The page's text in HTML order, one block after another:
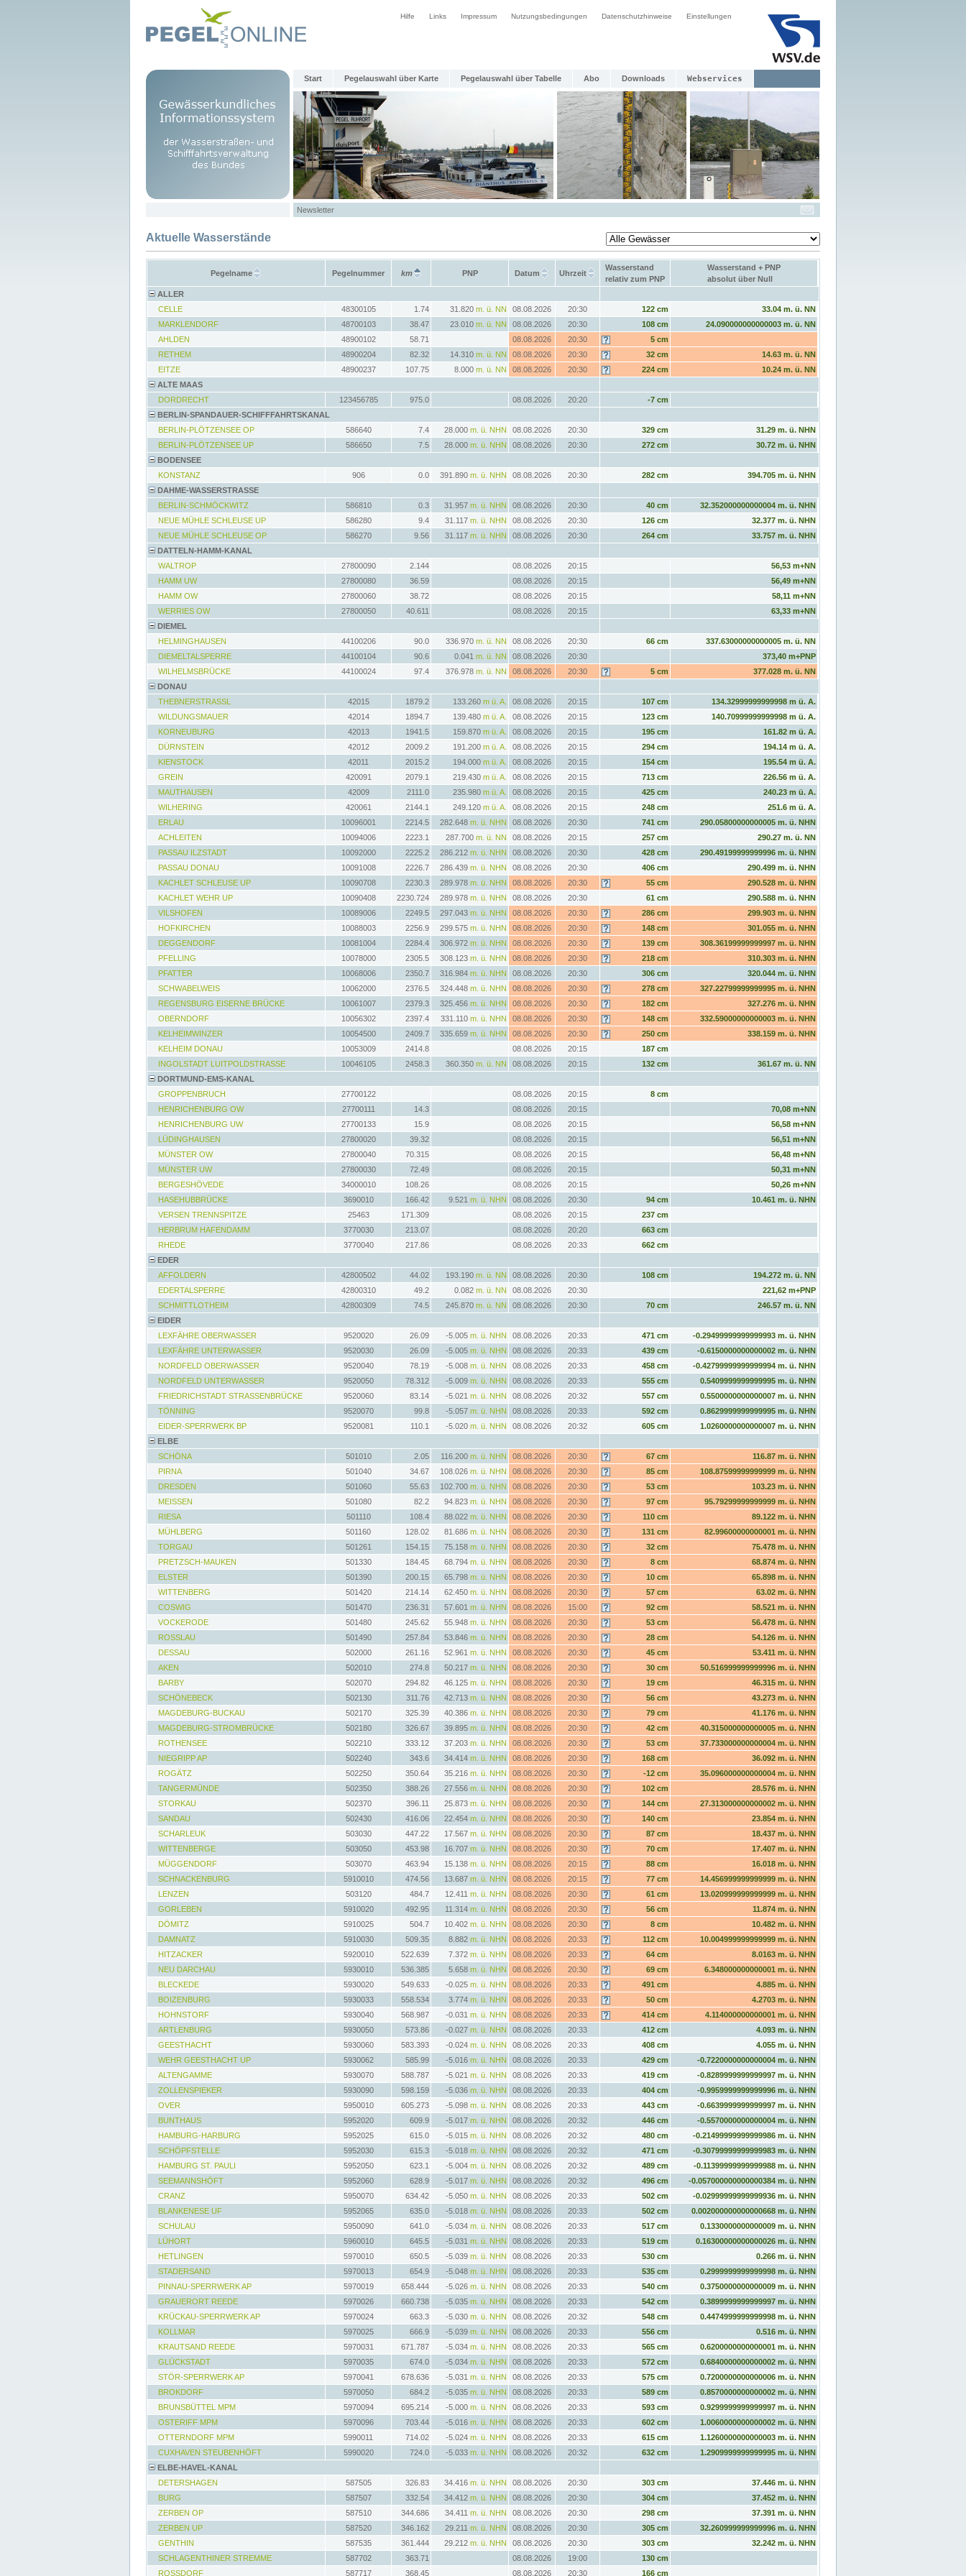
Hilfe Links Impressum Nutzungsbedingungen Datenschutzhinweise Einstellungen
Start Pegelauswahl über Karte Pegelauswahl über Tabelle Abo Downloads Webservices
Newsletter
Aktuelle Wasserstände
Pegelname Pegelnummer km PNP Datum Uhrzeit
Wasserstand
relativ zum PNP
Wasserstand + PNP
absolut über Null
ALLER
CELLE
48300105 1.74 31.820 m. ü. NN 08.08.2026 20:30 122 cm
33.04 m. ü. NN
MARKLENDORF
48700103 38.47 23.010 m. ü. NN 08.08.2026 20:30 108 cm
24.090000000000003 m. ü. NN
AHLDEN
48900102 58.71 08.08.2026 20:30
5 cm
RETHEM
48900204 82.32 14.310 m. ü. NN 08.08.2026 20:30 32 cm
14.63 m. ü. NN
EITZE
48900237 107.75 8.000 m. ü. NN 08.08.2026 20:30 224 cm
10.24 m. ü. NN
ALTE MAAS
DORDRECHT
123456785 975.0 08.08.2026 20:20
-7 cm
BERLIN-SPANDAUER-SCHIFFFAHRTSKANAL
BERLIN-PLÖTZENSEE OP
586640 7.4 28.000 m. ü. NHN 08.08.2026 20:30 329 cm
31.29 m. ü. NHN
BERLIN-PLÖTZENSEE UP
586650 7.5 28.000 m. ü. NHN 08.08.2026 20:30 272 cm
30.72 m. ü. NHN
BODENSEE
KONSTANZ
906 0.0 391.890 m. ü. NHN 08.08.2026 20:30 282 cm
394.705 m. ü. NHN
DAHME-WASSERSTRASSE
BERLIN-SCHMÖCKWITZ
586810 0.3 31.957 m. ü. NHN 08.08.2026 20:30 40 cm
32.352000000000004 m. ü. NHN
NEUE MÜHLE SCHLEUSE UP
586280 9.4 31.117 m. ü. NHN 08.08.2026 20:30 126 cm
32.377 m. ü. NHN
NEUE MÜHLE SCHLEUSE OP
586270 9.56 31.117 m. ü. NHN 08.08.2026 20:30 264 cm
33.757 m. ü. NHN
DATTELN-HAMM-KANAL
WALTROP
27800090 2.144 08.08.2026 20:15
56,53 m+NN
HAMM UW
27800080 36.59 08.08.2026 20:15
56,49 m+NN
HAMM OW
27800060 38.72 08.08.2026 20:15
58,11 m+NN
WERRIES OW
27800050 40.611 08.08.2026 20:15
63,33 m+NN
DIEMEL
HELMINGHAUSEN
44100206 90.0 336.970 m. ü. NN 08.08.2026 20:30 66 cm
337.63000000000005 m. ü. NN
DIEMELTALSPERRE
44100104 90.6 0.041 m. ü. NN 08.08.2026 20:30
373,40 m+PNP
WILHELMSBRÜCKE
44100024 97.4 376.978 m. ü. NN 08.08.2026 20:30 5 cm
377.028 m. ü. NN
DONAU
THEBNERSTRASSL
42015 1879.2 133.260 m ü. A. 08.08.2026 20:15 107 cm
134.32999999999998 m ü. A.
WILDUNGSMAUER
42014 1894.7 139.480 m ü. A. 08.08.2026 20:15 123 cm
140.70999999999998 m ü. A.
KORNEUBURG
42013 1941.5 159.870 m ü. A. 08.08.2026 20:15 195 cm
161.82 m ü. A.
DÜRNSTEIN
42012 2009.2 191.200 m ü. A. 08.08.2026 20:15 294 cm
194.14 m ü. A.
KIENSTOCK
42011 2015.2 194.000 m ü. A. 08.08.2026 20:15 154 cm
195.54 m ü. A.
GREIN
420091 2079.1 219.430 m ü. A. 08.08.2026 20:15 713 cm
226.56 m ü. A.
MAUTHAUSEN
42009 2111.0 235.980 m ü. A. 08.08.2026 20:15 425 cm
240.23 m ü. A.
WILHERING
420061 2144.1 249.120 m ü. A. 08.08.2026 20:15 248 cm
251.6 m ü. A.
ERLAU
10096001 2214.5 282.648 m. ü. NHN 08.08.2026 20:30 741 cm
290.05800000000005 m. ü. NHN
ACHLEITEN
10094006 2223.1 287.700 m. ü. NN 08.08.2026 20:15 257 cm
290.27 m. ü. NN
PASSAU ILZSTADT
10092000 2225.2 286.212 m. ü. NHN 08.08.2026 20:30 428 cm
290.49199999999996 m. ü. NHN
PASSAU DONAU
10091008 2226.7 286.439 m. ü. NHN 08.08.2026 20:30 406 cm
290.499 m. ü. NHN
KACHLET SCHLEUSE UP
10090708 2230.3 289.978 m. ü. NHN 08.08.2026 20:30 55 cm
290.528 m. ü. NHN
KACHLET WEHR UP
10090408 2230.724 289.978 m. ü. NHN 08.08.2026 20:30 61 cm
290.588 m. ü. NHN
VILSHOFEN
10089006 2249.5 297.043 m. ü. NHN 08.08.2026 20:30 286 cm
299.903 m. ü. NHN
HOFKIRCHEN
10088003 2256.9 299.575 m. ü. NHN 08.08.2026 20:30 148 cm
301.055 m. ü. NHN
DEGGENDORF
10081004 2284.4 306.972 m. ü. NHN 08.08.2026 20:30 139 cm
308.36199999999997 m. ü. NHN
PFELLING
10078000 2305.5 308.123 m. ü. NHN 08.08.2026 20:30 218 cm
310.303 m. ü. NHN
PFATTER
10068006 2350.7 316.984 m. ü. NHN 08.08.2026 20:30 306 cm
320.044 m. ü. NHN
SCHWABELWEIS
10062000 2376.5 324.448 m. ü. NHN 08.08.2026 20:30 278 cm
327.22799999999995 m. ü. NHN
REGENSBURG EISERNE BRÜCKE
10061007 2379.3 325.456 m. ü. NHN 08.08.2026 20:30 182 cm
327.276 m. ü. NHN
OBERNDORF
10056302 2397.4 331.110 m. ü. NHN 08.08.2026 20:30 148 cm
332.59000000000003 m. ü. NHN
KELHEIMWINZER
10054500 2409.7 335.659 m. ü. NHN 08.08.2026 20:30 250 cm
338.159 m. ü. NHN
KELHEIM DONAU
10053009 2414.8 08.08.2026 20:15
187 cm
INGOLSTADT LUITPOLDSTRASSE
10046105 2458.3 360.350 m. ü. NN 08.08.2026 20:15 132 cm
361.67 m. ü. NN
DORTMUND-EMS-KANAL
GROPPENBRUCH
27700122 08.08.2026 20:15
8 cm
HENRICHENBURG OW
27700111 14.3 08.08.2026 20:15
70,08 m+NN
HENRICHENBURG UW
27700133 15.9 08.08.2026 20:15
56,58 m+NN
LÜDINGHAUSEN
27800020 39.32 08.08.2026 20:15
56,51 m+NN
MÜNSTER OW
27800040 70.315 08.08.2026 20:15
56,48 m+NN
MÜNSTER UW
27800030 72.49 08.08.2026 20:15
50,31 m+NN
BERGESHÖVEDE
34000010 108.26 08.08.2026 20:15
50,26 m+NN
HASEHUBBRÜCKE
3690010 166.42 9.521 m. ü. NHN 08.08.2026 20:30 94 cm
10.461 m. ü. NHN
VERSEN TRENNSPITZE
25463 171.309 08.08.2026 20:15
237 cm
HERBRUM HAFENDAMM
3770030 213.07 08.08.2026 20:20
663 cm
RHEDE
3770040 217.86 08.08.2026 20:33
662 cm
EDER
AFFOLDERN
42800502 44.02 193.190 m. ü. NN 08.08.2026 20:30 108 cm
194.272 m. ü. NN
EDERTALSPERRE
42800310 49.2 0.082 m. ü. NN 08.08.2026 20:30
221,62 m+PNP
SCHMITTLOTHEIM
42800309 74.5 245.870 m. ü. NN 08.08.2026 20:30 70 cm
246.57 m. ü. NN
EIDER
LEXFÄHRE OBERWASSER
9520020 26.09 -5.005 m. ü. NHN 08.08.2026 20:33 471 cm
-0.29499999999999993 m. ü. NHN
LEXFÄHRE UNTERWASSER
9520030 26.09 -5.005 m. ü. NHN 08.08.2026 20:33 439 cm
-0.6150000000000002 m. ü. NHN
NORDFELD OBERWASSER
9520040 78.19 -5.008 m. ü. NHN 08.08.2026 20:33 458 cm
-0.42799999999999994 m. ü. NHN
NORDFELD UNTERWASSER
9520050 78.312 -5.009 m. ü. NHN 08.08.2026 20:33 555 cm
0.5409999999999995 m. ü. NHN
FRIEDRICHSTADT STRASSENBRÜCKE
9520060 83.14 -5.021 m. ü. NHN 08.08.2026 20:32 557 cm
0.5500000000000007 m. ü. NHN
TÖNNING
9520070 99.8 -5.057 m. ü. NHN 08.08.2026 20:33 592 cm
0.8629999999999995 m. ü. NHN
EIDER-SPERRWERK BP
9520081 110.1 -5.020 m. ü. NHN 08.08.2026 20:32 605 cm
1.0260000000000007 m. ü. NHN
ELBE
SCHÖNA
501010 2.05 116.200 m. ü. NHN 08.08.2026 20:30 67 cm
116.87 m. ü. NHN
PIRNA
501040 34.67 108.026 m. ü. NHN 08.08.2026 20:30 85 cm
108.87599999999999 m. ü. NHN
DRESDEN
501060 55.63 102.700 m. ü. NHN 08.08.2026 20:30 53 cm
103.23 m. ü. NHN
MEISSEN
501080 82.2 94.823 m. ü. NHN 08.08.2026 20:30 97 cm
95.79299999999999 m. ü. NHN
RIESA
501110 108.4 88.022 m. ü. NHN 08.08.2026 20:30 110 cm
89.122 m. ü. NHN
MÜHLBERG
501160 128.02 81.686 m. ü. NHN 08.08.2026 20:30 131 cm
82.99600000000001 m. ü. NHN
TORGAU
501261 154.15 75.158 m. ü. NHN 08.08.2026 20:30 32 cm
75.478 m. ü. NHN
PRETZSCH-MAUKEN
501330 184.45 68.794 m. ü. NHN 08.08.2026 20:30 8 cm
68.874 m. ü. NHN
ELSTER
501390 200.15 65.798 m. ü. NHN 08.08.2026 20:30 10 cm
65.898 m. ü. NHN
WITTENBERG
501420 214.14 62.450 m. ü. NHN 08.08.2026 20:30 57 cm
63.02 m. ü. NHN
COSWIG
501470 236.31 57.601 m. ü. NHN 08.08.2026 15:00 92 cm
58.521 m. ü. NHN
VOCKERODE
501480 245.62 55.948 m. ü. NHN 08.08.2026 20:30 53 cm
56.478 m. ü. NHN
ROSSLAU
501490 257.84 53.846 m. ü. NHN 08.08.2026 20:30 28 cm
54.126 m. ü. NHN
DESSAU
502000 261.16 52.961 m. ü. NHN 08.08.2026 20:30 45 cm
53.411 m. ü. NHN
AKEN
502010 274.8 50.217 m. ü. NHN 08.08.2026 20:30 30 cm
50.516999999999996 m. ü. NHN
BARBY
502070 294.82 46.125 m. ü. NHN 08.08.2026 20:30 19 cm
46.315 m. ü. NHN
SCHÖNEBECK
502130 311.76 42.713 m. ü. NHN 08.08.2026 20:30 56 cm
43.273 m. ü. NHN
MAGDEBURG-BUCKAU
502170 325.39 40.386 m. ü. NHN 08.08.2026 20:30 79 cm
41.176 m. ü. NHN
MAGDEBURG-STROMBRÜCKE
502180 326.67 39.895 m. ü. NHN 08.08.2026 20:30 42 cm
40.315000000000005 m. ü. NHN
ROTHENSEE
502210 333.12 37.203 m. ü. NHN 08.08.2026 20:30 53 cm
37.733000000000004 m. ü. NHN
NIEGRIPP AP
502240 343.6 34.414 m. ü. NHN 08.08.2026 20:30 168 cm
36.092 m. ü. NHN
ROGÄTZ
502250 350.64 35.216 m. ü. NHN 08.08.2026 20:30 -12 cm
35.096000000000004 m. ü. NHN
TANGERMÜNDE
502350 388.26 27.556 m. ü. NHN 08.08.2026 20:30 102 cm
28.576 m. ü. NHN
STORKAU
502370 396.11 25.873 m. ü. NHN 08.08.2026 20:30 144 cm
27.313000000000002 m. ü. NHN
SANDAU
502430 416.06 22.454 m. ü. NHN 08.08.2026 20:30 140 cm
23.854 m. ü. NHN
SCHARLEUK
503030 447.22 17.567 m. ü. NHN 08.08.2026 20:30 87 cm
18.437 m. ü. NHN
WITTENBERGE
503050 453.98 16.707 m. ü. NHN 08.08.2026 20:30 70 cm
17.407 m. ü. NHN
MÜGGENDORF
503070 463.94 15.138 m. ü. NHN 08.08.2026 20:15 88 cm
16.018 m. ü. NHN
SCHNACKENBURG
5910010 474.56 13.687 m. ü. NHN 08.08.2026 20:15 77 cm
14.456999999999999 m. ü. NHN
LENZEN
503120 484.7 12.411 m. ü. NHN 08.08.2026 20:30 61 cm
13.020999999999999 m. ü. NHN
GORLEBEN
5910020 492.95 11.314 m. ü. NHN 08.08.2026 20:30 56 cm
11.874 m. ü. NHN
DÖMITZ
5910025 504.7 10.402 m. ü. NHN 08.08.2026 20:30 8 cm
10.482 m. ü. NHN
DAMNATZ
5910030 509.35 8.882 m. ü. NHN 08.08.2026 20:33 112 cm
10.004999999999999 m. ü. NHN
HITZACKER
5920010 522.639 7.372 m. ü. NHN 08.08.2026 20:33 64 cm
8.0163 m. ü. NHN
NEU DARCHAU
5930010 536.385 5.658 m. ü. NHN 08.08.2026 20:30 69 cm
6.348000000000001 m. ü. NHN
BLECKEDE
5930020 549.633 -0.025 m. ü. NHN 08.08.2026 20:33 491 cm
4.885 m. ü. NHN
BOIZENBURG
5930033 558.534 3.774 m. ü. NHN 08.08.2026 20:33 50 cm
4.2703 m. ü. NHN
HOHNSTORF
5930040 568.987 -0.031 m. ü. NHN 08.08.2026 20:33 414 cm
4.114000000000001 m. ü. NHN
ARTLENBURG
5930050 573.86 -0.027 m. ü. NHN 08.08.2026 20:33 412 cm
4.093 m. ü. NHN
GEESTHACHT
5930060 583.393 -0.024 m. ü. NHN 08.08.2026 20:33 408 cm
4.055 m. ü. NHN
WEHR GEESTHACHT UP
5930062 585.99 -5.016 m. ü. NHN 08.08.2026 20:33 429 cm
-0.7220000000000004 m. ü. NHN
ALTENGAMME
5930070 588.787 -5.021 m. ü. NHN 08.08.2026 20:33 419 cm
-0.8289999999999997 m. ü. NHN
ZOLLENSPIEKER
5930090 598.159 -5.036 m. ü. NHN 08.08.2026 20:33 404 cm
-0.9959999999999996 m. ü. NHN
OVER
5950010 605.273 -5.098 m. ü. NHN 08.08.2026 20:33 443 cm
-0.6639999999999997 m. ü. NHN
BUNTHAUS
5952020 609.9 -5.017 m. ü. NHN 08.08.2026 20:32 446 cm
-0.5570000000000004 m. ü. NHN
HAMBURG-HARBURG
5952025 615.0 -5.015 m. ü. NHN 08.08.2026 20:32 480 cm
-0.21499999999999986 m. ü. NHN
SCHÖPFSTELLE
5952030 615.3 -5.018 m. ü. NHN 08.08.2026 20:32 471 cm
-0.30799999999999983 m. ü. NHN
HAMBURG ST. PAULI
5952050 623.1 -5.004 m. ü. NHN 08.08.2026 20:32 489 cm
-0.11399999999999988 m. ü. NHN
SEEMANNSHÖFT
5952060 628.9 -5.017 m. ü. NHN 08.08.2026 20:32 496 cm
-0.057000000000000384 m. ü. NHN
CRANZ
5950070 634.42 -5.050 m. ü. NHN 08.08.2026 20:33 502 cm
-0.02999999999999936 m. ü. NHN
BLANKENESE UF
5952065 635.0 -5.018 m. ü. NHN 08.08.2026 20:33 502 cm
0.002000000000000668 m. ü. NHN
SCHULAU
5950090 641.0 -5.034 m. ü. NHN 08.08.2026 20:33 517 cm
0.1330000000000009 m. ü. NHN
LÜHORT
5960010 645.5 -5.031 m. ü. NHN 08.08.2026 20:33 519 cm
0.16300000000000026 m. ü. NHN
HETLINGEN
5970010 650.5 -5.039 m. ü. NHN 08.08.2026 20:33 530 cm
0.266 m. ü. NHN
STADERSAND
5970013 654.9 -5.048 m. ü. NHN 08.08.2026 20:33 535 cm
0.2999999999999998 m. ü. NHN
PINNAU-SPERRWERK AP
5970019 658.444 -5.026 m. ü. NHN 08.08.2026 20:33 540 cm
0.3750000000000009 m. ü. NHN
GRAUERORT REEDE
5970026 660.738 -5.035 m. ü. NHN 08.08.2026 20:33 542 cm
0.3899999999999997 m. ü. NHN
KRÜCKAU-SPERRWERK AP
5970024 663.3 -5.030 m. ü. NHN 08.08.2026 20:32 548 cm
0.4474999999999998 m. ü. NHN
KOLLMAR
5970025 666.9 -5.039 m. ü. NHN 08.08.2026 20:33 556 cm
0.516 m. ü. NHN
KRAUTSAND REEDE
5970031 671.787 -5.034 m. ü. NHN 08.08.2026 20:33 565 cm
0.6200000000000001 m. ü. NHN
GLÜCKSTADT
5970035 674.0 -5.034 m. ü. NHN 08.08.2026 20:33 572 cm
0.6840000000000002 m. ü. NHN
STÖR-SPERRWERK AP
5970041 678.636 -5.031 m. ü. NHN 08.08.2026 20:33 575 cm
0.7200000000000006 m. ü. NHN
BROKDORF
5970050 684.2 -5.035 m. ü. NHN 08.08.2026 20:33 589 cm
0.8570000000000002 m. ü. NHN
BRUNSBÜTTEL MPM
5970094 695.214 -5.000 m. ü. NHN 08.08.2026 20:33 593 cm
0.9299999999999997 m. ü. NHN
OSTERIFF MPM
5970096 703.44 -5.016 m. ü. NHN 08.08.2026 20:33 602 cm
1.0060000000000002 m. ü. NHN
OTTERNDORF MPM
5990011 714.02 -5.024 m. ü. NHN 08.08.2026 20:33 615 cm
1.1260000000000003 m. ü. NHN
CUXHAVEN STEUBENHÖFT
5990020 724.0 -5.033 m. ü. NHN 08.08.2026 20:32 632 cm
1.2909999999999995 m. ü. NHN
ELBE-HAVEL-KANAL
DETERSHAGEN
587505 326.83 34.416 m. ü. NHN 08.08.2026 20:30 303 cm
37.446 m. ü. NHN
BURG
587507 332.54 34.412 m. ü. NHN 08.08.2026 20:30 304 cm
37.452 m. ü. NHN
ZERBEN OP
587510 344.686 34.411 m. ü. NHN 08.08.2026 20:30 298 cm
37.391 m. ü. NHN
ZERBEN UP
587520 346.162 29.211 m. ü. NHN 08.08.2026 20:30 305 cm
32.260999999999996 m. ü. NHN
GENTHIN
587535 361.444 29.212 m. ü. NHN 08.08.2026 20:30 303 cm
32.242 m. ü. NHN
SCHLAGENTHINER STREMME
587702 363.71 08.08.2026 19:00
130 cm
ROSSDORF
587717 368.45 08.08.2026 20:30 166 cm